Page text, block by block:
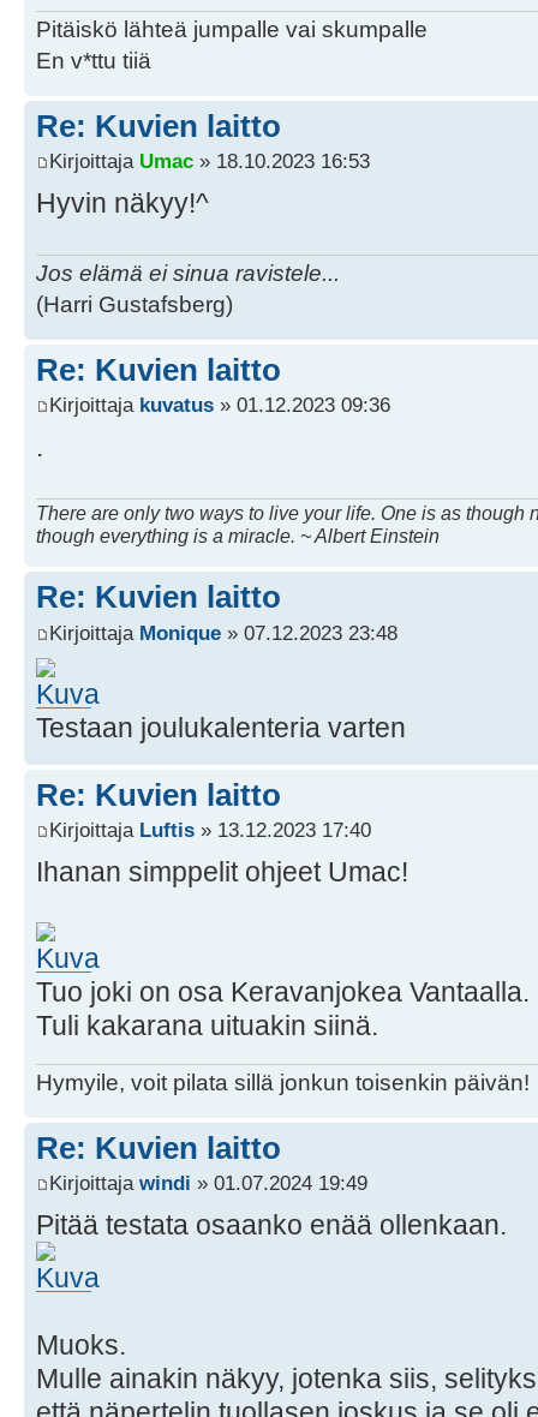
Pitäiskö lähteä jumpalle vai skumpalle
En v*ttu tiiä
Re: Kuvien laitto
Kirjoittaja Umac » 18.10.2023 16:53
Hyvin näkyy!^
Jos elämä ei sinua ravistele...
(Harri Gustafsberg)
Re: Kuvien laitto
Kirjoittaja kuvatus » 01.12.2023 09:36
.
There are only two ways to live your life. One is as though
though everything is a miracle. ~ Albert Einstein
Re: Kuvien laitto
Kirjoittaja Monique » 07.12.2023 23:48
Testaan joulukalenteria varten
Re: Kuvien laitto
Kirjoittaja Luftis » 13.12.2023 17:40
Ihanan simppelit ohjeet Umac!
Tuo joki on osa Keravanjokea Vantaalla.
Tuli kakarana uituakin siinä.
Hymyile, voit pilata sillä jonkun toisenkin päivän!
Re: Kuvien laitto
Kirjoittaja windi » 01.07.2024 19:49
Pitää testata osaanko enää ollenkaan.
Muoks.
Mulle ainakin näkyy, jotenka siis,